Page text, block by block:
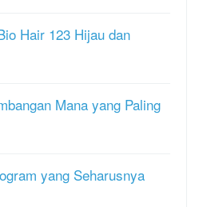
Hair 123 Hijau dan
Mana yang Paling
yang Seharusnya